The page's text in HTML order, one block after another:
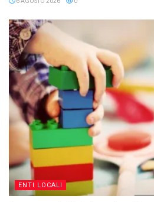
ENTI LOCALI